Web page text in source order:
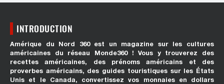
INTRODUCTION
Amérique du Nord 360 est un magazine sur les cultures
américaines du réseau Monde360 ! Vous y trouverez des
recettes américaines, des prénoms américains et des
proverbes américains, des guides touristiques sur les États
Unis et le Canada, convertissez vos monnaies en dollars